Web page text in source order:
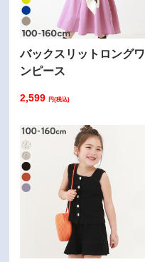
バックスリットロングワ
ンピース
2,599円(税込)